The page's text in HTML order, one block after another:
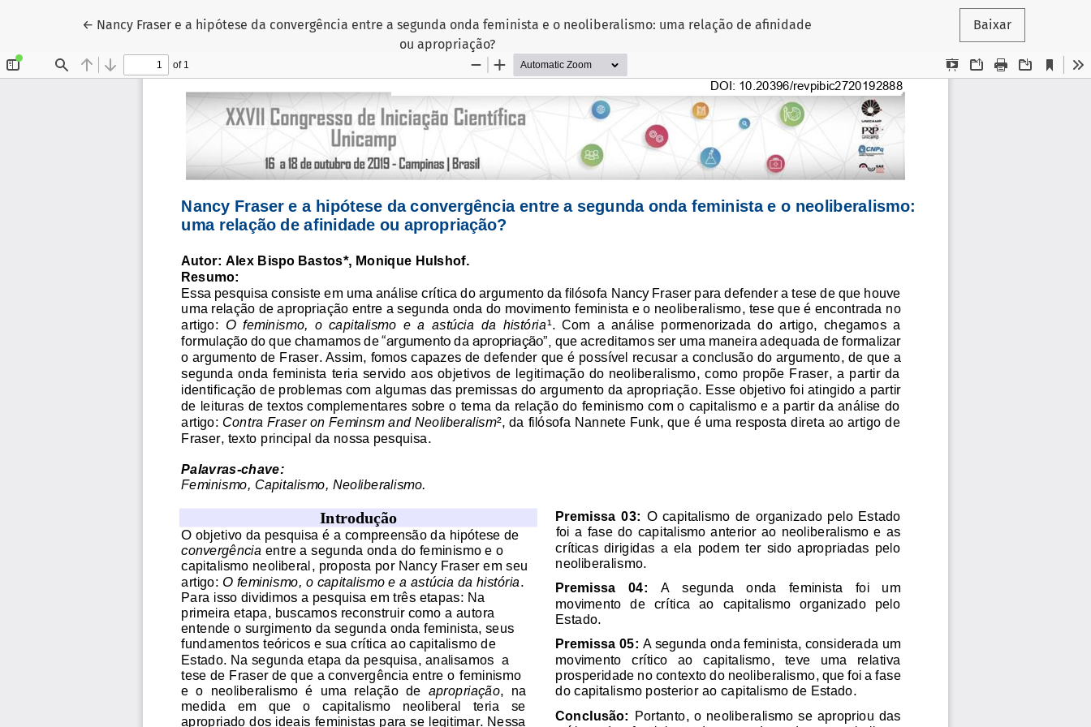
← Voltar aos Detalhes do Artigo
Nancy Fraser e a hipótese da convergência entre a segunda onda feminista e o neoliberalismo: uma relação de afinidade
ou apropriação?
Baixar